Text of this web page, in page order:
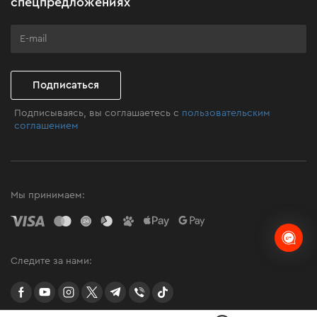
Клуб мастерства
Подписаться
Подписываясь, вы соглашаетесь с пользовательским
соглашением
Мы принимаем:
Следите за нами:
facebookyoutubeinstagramtwittertelegram
Viber TikTok